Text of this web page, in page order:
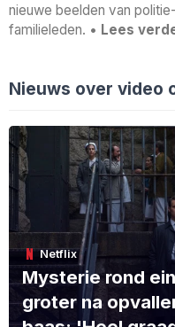
nieuwe beelden van
familieleden. • Lees
Nieuws over video
Netflix
Mysterie rond
groter na